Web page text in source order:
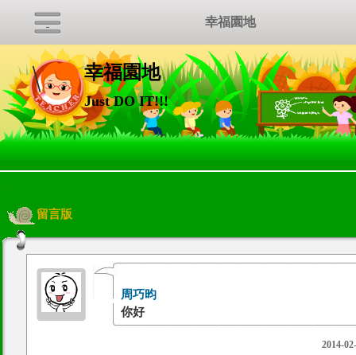
幸福園地
Just DO IT!!!
留言版
周巧昀
你好
2014-
幸福園地